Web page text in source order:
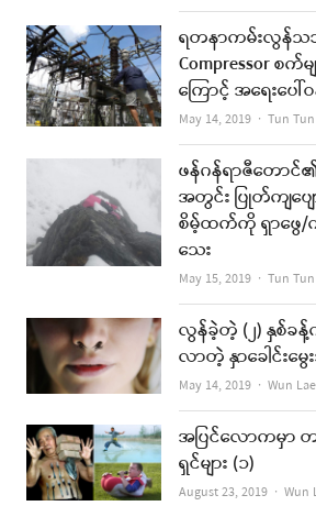
ရတနာကမ်းလွန်သ
Compressor စက်
ကြောင့် အရေးပေ
May 14, 2019 Author
Tun Tun
ဖန်ဂန်ရာဇီတောင်၏
အတွင်း ပြုတ်ကျပ
စိမ့်ထက်ကို ရှာဖွေ/
သေး
May 15, 2019 Author
Tun Tun
လွန်ခဲ့တဲ့ (၂) နှစ်ခ
လာတဲ့ နှာခေါင်းမွ
May 14, 2019 Author
Wun Lae
အပြင်လောကမှာ
ရှင်များ (၁)
August 23, 2019 Wun